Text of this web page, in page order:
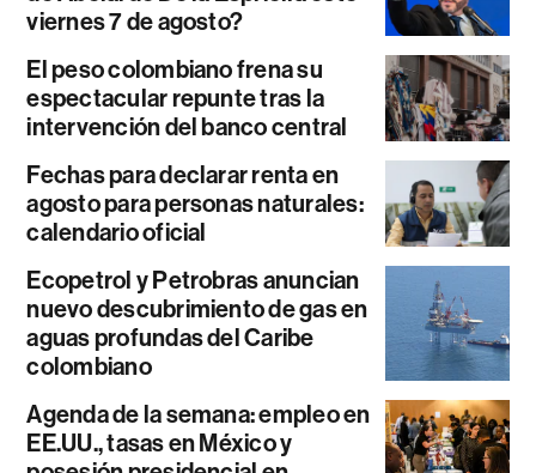
viernes 7 de agosto?
El peso colombiano frena su
espectacular repunte tras la
intervención del banco central
Fechas para declarar renta en
agosto para personas naturales:
calendario oficial
Ecopetrol y Petrobras anuncian
nuevo descubrimiento de gas en
aguas profundas del Caribe
colombiano
Agenda de la semana: empleo en
EE.UU., tasas en México y